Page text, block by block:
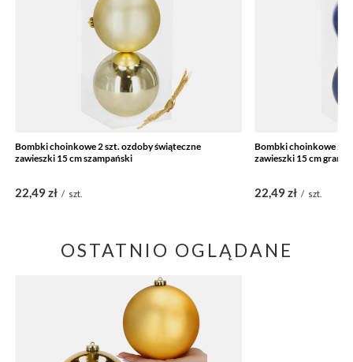
Bombki choinkowe 2 szt. ozdoby świąteczne
zawieszki 15 cm szampański
22,49 zł / szt.
Bombki choinkowe 2
zawieszki 15 cm
22,49 zł / szt.
OSTATNIO OGLĄDANE